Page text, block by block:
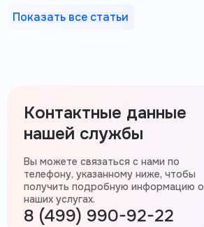
Показать все статьи
Контактные данные
нашей службы
Вы можете связаться с нами по
телефону, указанному ниже, чтобы
получить подробную информацию о
наших услугах.
8 (499) 990-92-22